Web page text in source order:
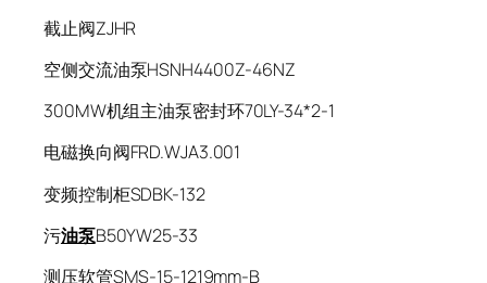
截止阀ZJHR
空侧交流油泵HSNH4400Z-46NZ
300MW机组主油泵密封环70LY-34*2-1
电磁换向阀FRD.WJA3.001
变频控制柜SDBK-132
污油泵B50YW25-33
测压软管SMS-15-1219mm-B